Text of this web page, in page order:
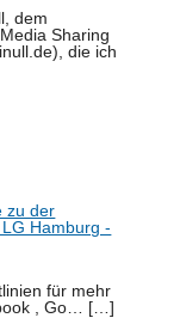
dem
Sharing
die ich
zu der
Hamburg -
für mehr
, Go… […]